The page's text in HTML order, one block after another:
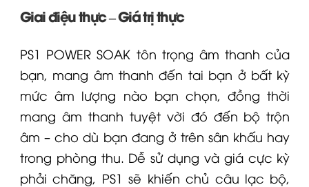
Giai điệu thực – Giá trị thực
PS1 POWER SOAK tôn trọng âm thanh của
bạn, mang âm thanh đến tai bạn ở bất kỳ
mức âm lượng nào bạn chọn, đồng thời
mang âm thanh tuyệt vời đó đến bộ trộn
âm – cho dù bạn đang ở trên sân khấu hay
trong phòng thu. Dễ sử dụng và giá cực kỳ
phải chăng, PS1 sẽ khiến chủ câu lạc bộ,